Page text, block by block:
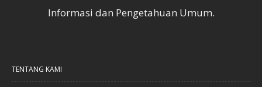
Informasi dan Pengetahuan Umum.
TENTANG KAMI